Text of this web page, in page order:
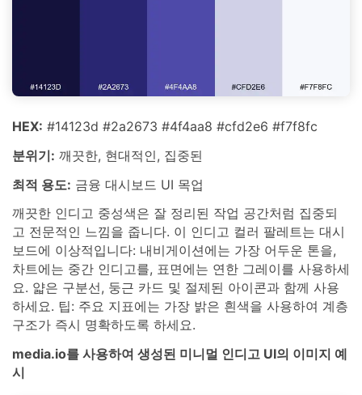
HEX: #14123d #2a2673 #4f4aa8 #cfd2e6 #f7f8fc
분위기: 깨끗한, 현대적인, 집중된
최적 용도: 금융 대시보드 UI 목업
깨끗한 인디고 중성색은 잘 정리된 작업 공간처럼 집중되
고 전문적인 느낌을 줍니다. 이 인디고 컬러 팔레트는 대시
보드에 이상적입니다: 내비게이션에는 가장 어두운 톤을,
차트에는 중간 인디고를, 표면에는 연한 그레이를 사용하세
요. 얇은 구분선, 둥근 카드 및 절제된 아이콘과 함께 사용
하세요. 팁: 주요 지표에는 가장 밝은 흰색을 사용하여 계층
구조가 즉시 명확하도록 하세요.
media.io를 사용하여 생성된 미니멀 인디고 UI의 이미지 예
시